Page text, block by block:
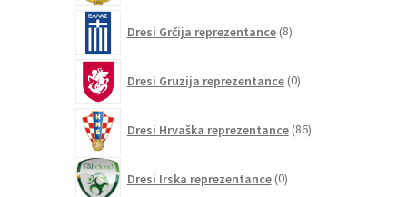
Dresi Grčija reprezentance 8izdelkov
Dresi Gruzija reprezentance 0izdelkov
Dresi Hrvaška reprezentance 86izdelkov
Dresi Irska reprezentance 0izdelkov